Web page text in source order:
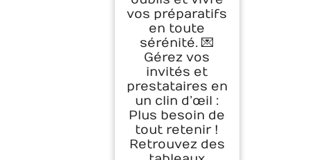
vos préparatifs
en toute
sérénité. 💌
Gérez vos
invités et
prestataires en
un clin d’œil :
Plus besoin de
tout retenir !
Retrouvez des